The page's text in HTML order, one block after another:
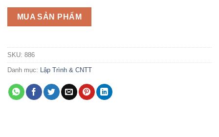
MUA SẢN PHẨM
SKU: 886
Danh mục: Lập Trình & CNTT